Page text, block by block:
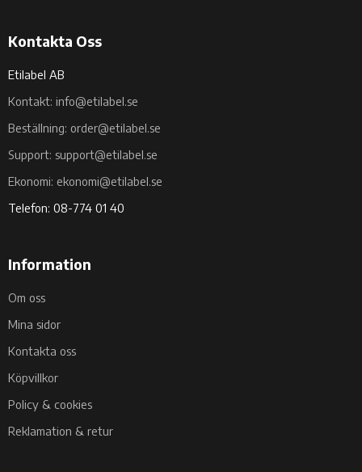
Kontakta Oss
Etilabel AB
Kontakt: info@etilabel.se
Beställning: order@etilabel.se
Support: support@etilabel.se
Ekonomi: ekonomi@etilabel.se
Telefon: 08-774 01 40
Information
Om oss
Mina sidor
Kontakta oss
Köpvillkor
Policy & cookies
Reklamation & retur